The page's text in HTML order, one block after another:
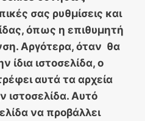
σας ρυθμίσεις και
όπως η επιθυμητή
Αργότερα, όταν θα
ίδια ιστοσελίδα, ο
αυτά τα αρχεία
ιστοσελίδα. Αυτό
να προβάλλει